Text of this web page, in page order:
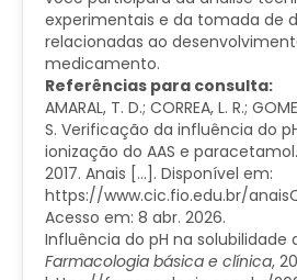
experimentais e da tomada de
relacionadas ao
medicamento.
Referências para consulta:
AMARAL, T. D.; CORREA, L. R.;
S. Verificação da influência do
ionização do AAS e
2017. Anais […]. Disponível em:
https://www.cic.fio.edu.br/
Acesso em: 8 abr. 2026.
Influência do pH na solubilidade
Farmacologia básica e clínica,